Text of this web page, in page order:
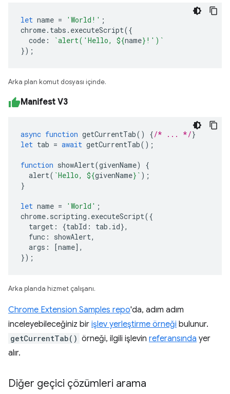
let name = 'World!' ;
chrome. tabs . executeScript({
code : `alert('Hello, ${name} !')`
});
Arka plan komut dosyası içinde.
Manifest V3
async function getCurrentTab() {/* ... */}
let tab = await getCurrentTab();
function showAlert(givenName)
{
alert( `Hello, ${givenName} ` );
}
let name = 'World' ;
chrome. scripting . executeScript({
target : {tabId : tab . id},
func : showAlert,
args : [name],
});
Arka planda hizmet çalışanı.
Chrome Extension Samples repo'da, adım adım
inceleyebileceğiniz bir işlev yerleştirme örneği bulunur.
getCurrentTab() örneği, ilgili işlevin referansında yer
alır.
Diğer geçici çözümleri arama